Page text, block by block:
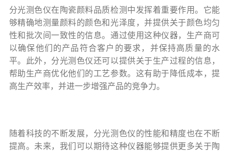
分光测色仪在陶瓷颜料品质检测中发挥着重要作用。它能
够精确地测量颜料的颜色和光泽度，并提供关于颜色均匀
性和批次间一致性的信息。通过使用这种仪器，生产商可
以确保他们的产品符合客户的要求，并保持高质量的水
平。此外，分光测色仪还可以提供关于生产过程的信息，
帮助生产商优化他们的工艺参数。这有助于降低成本，提
高生产效率，并进一步增强产品的竞争力。
随着科技的不断发展，分光测色仪的性能和精度也在不断
提高。未来，我们可以期待这种仪器能够提供更多关于陶